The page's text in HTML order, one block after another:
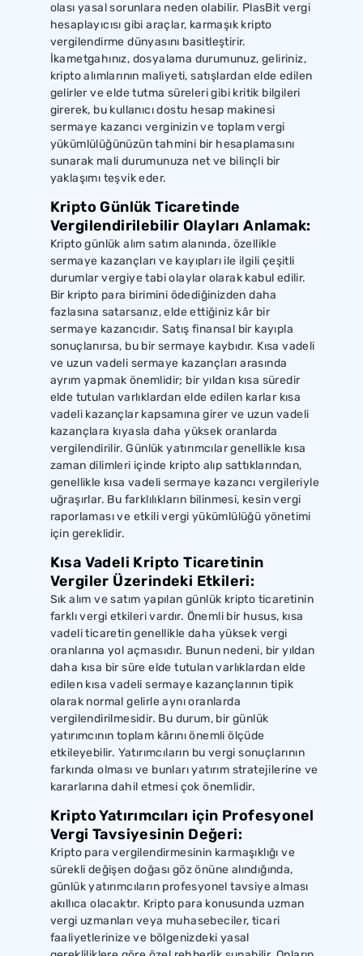
olası yasal sorunlara neden olabilir. PlasBit vergi
hesaplayıcısı gibi araçlar, karmaşık kripto
vergilendirme dünyasını basitleştirir.
İkametgahınız, dosyalama durumunuz, geliriniz,
kripto alımlarının maliyeti, satışlardan elde edilen
gelirler ve elde tutma süreleri gibi kritik bilgileri
girerek, bu kullanıcı dostu hesap makinesi
sermaye kazancı verginizin ve toplam vergi
yükümlülüğünüzün tahmini bir hesaplamasını
sunarak mali durumunuza net ve bilinçli bir
yaklaşımı teşvik eder.
Kripto Günlük Ticaretinde
Vergilendirilebilir Olayları Anlamak:
Kripto günlük alım satım alanında, özellikle
sermaye kazançları ve kayıpları ile ilgili çeşitli
durumlar vergiye tabi olaylar olarak kabul edilir.
Bir kripto para birimini ödediğinizden daha
fazlasına satarsanız, elde ettiğiniz kâr bir
sermaye kazancıdır. Satış finansal bir kayıpla
sonuçlanırsa, bu bir sermaye kaybıdır. Kısa vadeli
ve uzun vadeli sermaye kazançları arasında
ayrım yapmak önemlidir; bir yıldan kısa süredir
elde tutulan varlıklardan elde edilen karlar kısa
vadeli kazançlar kapsamına girer ve uzun vadeli
kazançlara kıyasla daha yüksek oranlarda
vergilendirilir. Günlük yatırımcılar genellikle kısa
zaman dilimleri içinde kripto alıp sattıklarından,
genellikle kısa vadeli sermaye kazancı vergileriyle
uğraşırlar. Bu farklılıkların bilinmesi, kesin vergi
raporlaması ve etkili vergi yükümlülüğü yönetimi
için gereklidir.
Kısa Vadeli Kripto Ticaretinin
Vergiler Üzerindeki Etkileri:
Sık alım ve satım yapılan günlük kripto ticaretinin
farklı vergi etkileri vardır. Önemli bir husus, kısa
vadeli ticaretin genellikle daha yüksek vergi
oranlarına yol açmasıdır. Bunun nedeni, bir yıldan
daha kısa bir süre elde tutulan varlıklardan elde
edilen kısa vadeli sermaye kazançlarının tipik
olarak normal gelirle aynı oranlarda
vergilendirilmesidir. Bu durum, bir günlük
yatırımcının toplam kârını önemli ölçüde
etkileyebilir. Yatırımcıların bu vergi sonuçlarının
farkında olması ve bunları yatırım stratejilerine ve
kararlarına dahil etmesi çok önemlidir.
Kripto Yatırımcıları için Profesyonel
Vergi Tavsiyesinin Değeri:
Kripto para vergilendirmesinin karmaşıklığı ve
sürekli değişen doğası göz önüne alındığında,
günlük yatırımcıların profesyonel tavsiye alması
akıllıca olacaktır. Kripto para konusunda uzman
vergi uzmanları veya muhasebeciler, ticari
faaliyetlerinize ve bölgenizdeki yasal